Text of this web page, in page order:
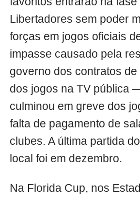
Libertadores sem poder
forças em jogos oficiais
impasse causado pela
governo dos contratos
dos jogos na TV pública
culminou em greve dos
falta de pagamento de
clubes. A última partida
local foi em dezembro.
Na Florida Cup, nos